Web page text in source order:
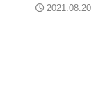
2021.08.20